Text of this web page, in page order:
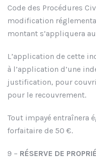
Code des Procédures
modification
montant s’appliquera
L’application de cette
à l’application d’une
justification, pour
pour le recouvrement.
Tout impayé entraînera
forfaitaire de 50 €.
9 – RÉSERVE DE